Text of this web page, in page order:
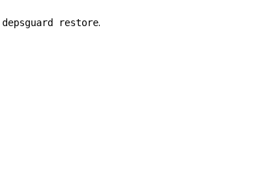
depsguard restore.